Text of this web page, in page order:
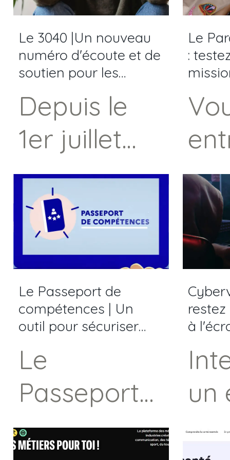
à
Le 3040 |Un nouveau
numéro d'écoute et de
soutien pour les
Depuis le
1er juillet
2026, les
étudiants
disposent
d'un
nouveau
numéro
unique pour
obtenir de
l'écoute,
Le
:
!!
25
du
Le Passeport de
compétences | Un
outil pour sécuriser
professionnel
Le
Passeport
de
restez
à
un
de